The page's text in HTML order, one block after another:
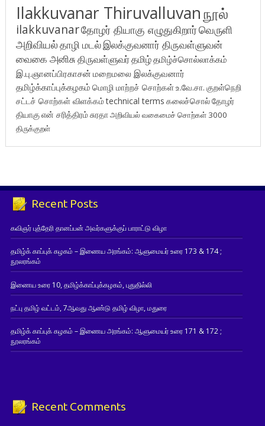
Ilakkuvanar Thiruvalluvanநூல்
ilakkuvanarதோழர் தியாகு எழுதுகிறார்வெருளி
அறிவியல்தாழி மடல்இலக்குவனார் திருவள்ளுவன்
வைகை அனிசுதிருவள்ளுவர்தமிழ்தமிழ்ச்சொல்லாக்கம்
இ.பு.ஞானப்பிரகாசன் மறைமலை இலக்குவனார்
தமிழ்க்காப்புக்கழகம் மொழி மாற்றச் சொற்கள்உ.வே.சா. குறள்நெறி
சட்டச் சொற்கள் விளக்கம்technical terms கலைச்சொல்தோழர்
தியாகுஎன் சரித்திரம்சுரதாஅறிவியல் வகைமைச் சொற்கள் 3000
திருக்குறள்
Recent Posts
கவிஞர் புத்தேரி தானப்பன் அவர்களுக்குப் பாராட்டு விழா
தமிழ்க் காப்புக் கழகம் – இணைய அரங்கம்: ஆளுமையர் உரை 173 & 174 ;
நூலரங்கம்
இணைய உரை 10, தமிழ்க்காப்புக்கழகம், புதுதில்லி
நட்பு தமிழ் வட்டம், 7ஆவது ஆண்டு தமிழ் விழா, மதுரை
தமிழ்க் காப்புக் கழகம் – இணைய அரங்கம்: ஆளுமையர் உரை 171 & 172 ;
நூலரங்கம்
Recent Comments